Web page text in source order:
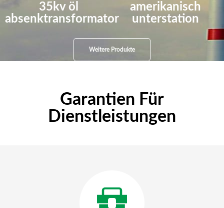
35kv öl
absenktransformator
amerikanisch
unterstation
Weitere Produkte
Garantien Für
Dienstleistungen